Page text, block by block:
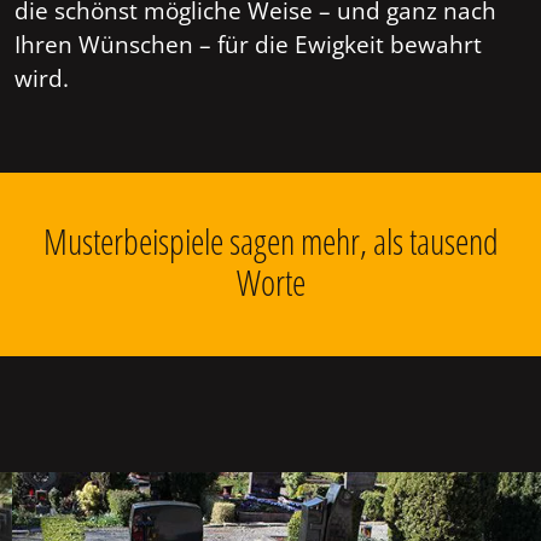
die schönst mögliche Weise – und ganz nach
Ihren Wünschen – für die Ewigkeit bewahrt
wird.
Musterbeispiele sagen mehr, als tausend
Worte